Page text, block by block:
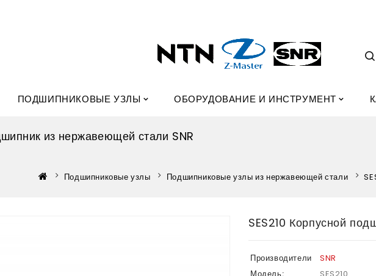
ПОДШИПНИКОВЫЕ УЗЛЫ ОБОРУДОВАНИЕ И ИНСТРУМЕНТ
из нержавеющей стали SNR
Подшипниковые узлы Подшипниковые узлы из нержавеющей стали
SES210 Корпусной
Производители
SNR